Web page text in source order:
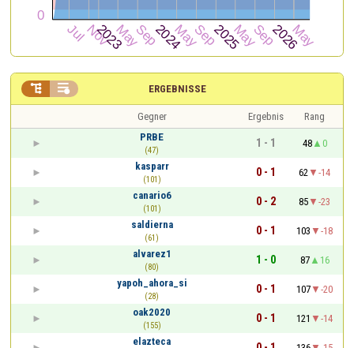
ERGEBNISSE
 
Gegner Ergebnis
Rang
PRBE
(47)
1 - 1 48
0
kasparr
(101)
0 - 1 62
-14
canario6
(101)
0 - 2 85
-23
saldierna
(61)
0 - 1 103
-18
alvarez1
(80)
1 - 0 87
16
yapoh_ahora_si
(28)
0 - 1 107
-20
oak2020
(155)
0 - 1 121
-14
elazteca